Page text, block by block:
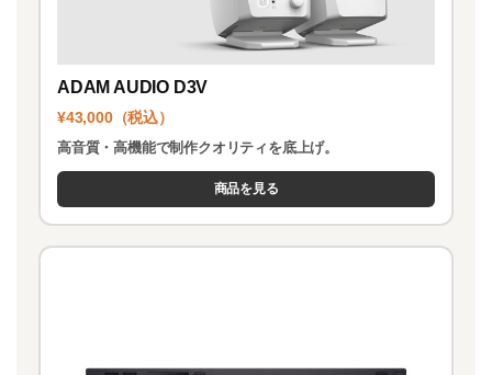
ADAM AUDIO D3V
¥43,000（税込）
高音質・高機能で制作クオリティを底上げ。
商品を見る